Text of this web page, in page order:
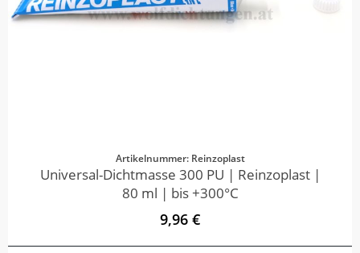
Artikelnummer: Reinzoplast
Universal-Dichtmasse 300 PU | Reinzoplast |
80 ml | bis +300°C
9,96 €